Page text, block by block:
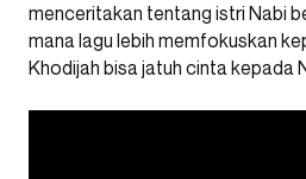
menceritakan tentang istri Nabi
mana lagu lebih memfokuskan
Khodijah bisa jatuh cinta kepada